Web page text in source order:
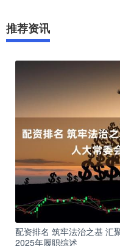
推荐资讯
配资排名 筑牢法治之基
2025年履职综述